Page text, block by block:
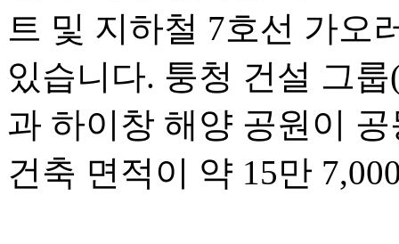
트 및 지하철 7호선 가오
있습니다. 퉁청 건설 그룹
과 하이창 해양 공원이
건축 면적이 약 15만